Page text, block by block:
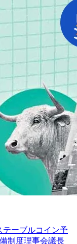
テーブルコイン予
制度理事会議長